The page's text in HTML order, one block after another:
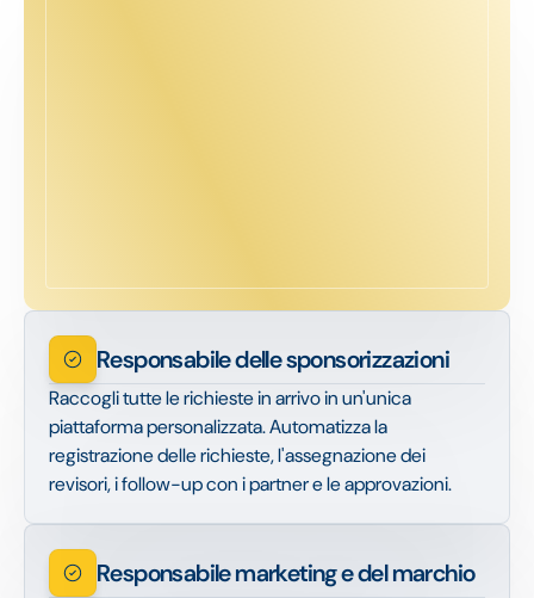
Responsabile delle sponsorizzazioni
Raccogli tutte le richieste in arrivo in un'unica
piattaforma personalizzata. Automatizza la
registrazione delle richieste, l'assegnazione dei
revisori, i follow-up con i partner e le approvazioni.
Responsabile marketing e del marchio